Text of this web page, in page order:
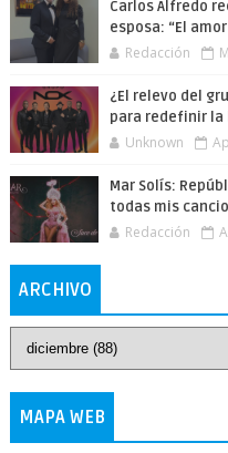
Carlos Alfredo
esposa: “El
Redacción
¿El relevo del
para redefinir la
Unknown
Mar Solís:
todas mis
Redacción
ARCHIVO
MAPA WEB